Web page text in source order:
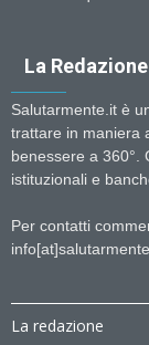
La Redazione
Salutarmente.it è
trattare in maniera
benessere a 360°.
istituzionali e
Per contatti
La redazione